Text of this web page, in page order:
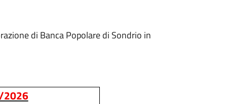
di Banca Popolare di Sondrio in